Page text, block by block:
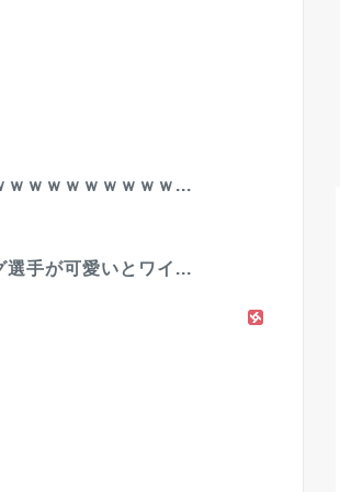
ｗｗｗｗｗｗｗｗｗ...
選手が可愛いとワイ...